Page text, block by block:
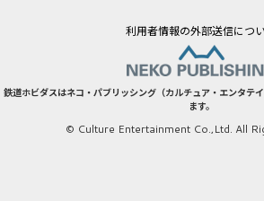
利用者情報の外部送信につ
鉄道ホビダスはネコ・パブリッシング（カルチュア・エンタテ
ます。
© Culture Entertainment Co.,Ltd. All